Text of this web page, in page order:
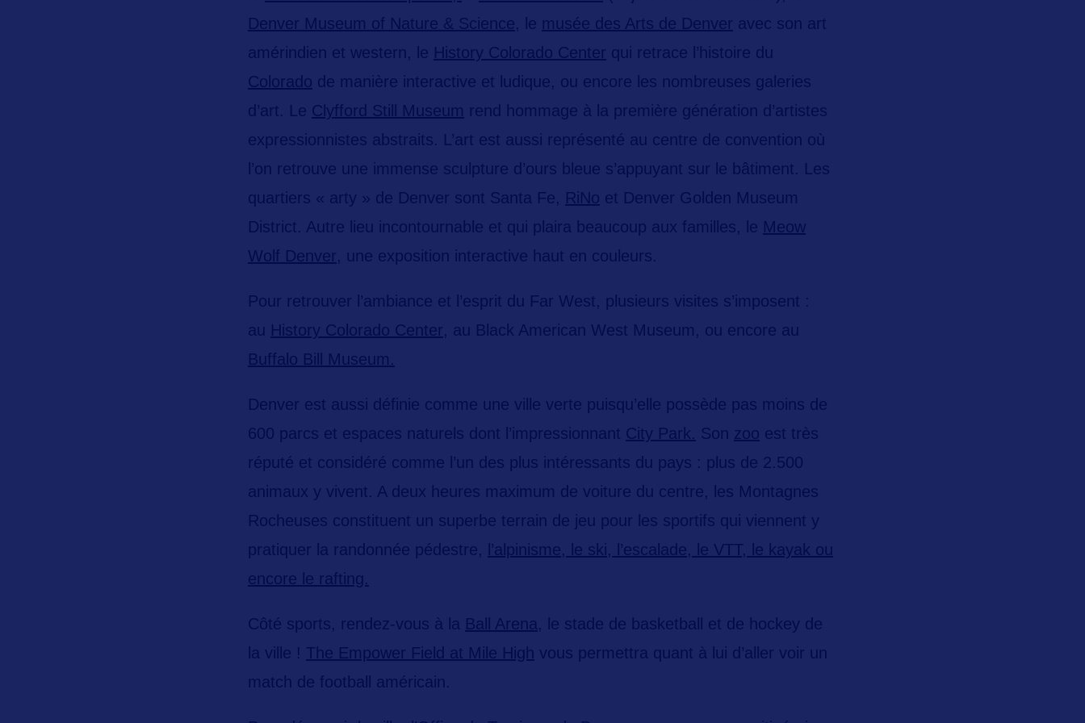
Denver Museum of Nature & Science, le musée des Arts de Denver avec son art
amérindien et western, le History Colorado Center qui retrace l’histoire du
Colorado de manière interactive et ludique, ou encore les nombreuses galeries
d’art. Le Clyfford Still Museum rend hommage à la première génération d’artistes
expressionnistes abstraits. L’art est aussi représenté au centre de convention où
l’on retrouve une immense sculpture d’ours bleue s’appuyant sur le bâtiment. Les
quartiers « arty » de Denver sont Santa Fe, RiNo et Denver Golden Museum
District. Autre lieu incontournable et qui plaira beaucoup aux familles, le Meow
Wolf Denver, une exposition interactive haut en couleurs.
Pour retrouver l’ambiance et l’esprit du Far West, plusieurs visites s’imposent :
au History Colorado Center, au Black American West Museum, ou encore au
Buffalo Bill Museum.
Denver est aussi définie comme une ville verte puisqu’elle possède pas moins de
600 parcs et espaces naturels dont l’impressionnant City Park. Son zoo est très
réputé et considéré comme l’un des plus intéressants du pays : plus de 2.500
animaux y vivent. A deux heures maximum de voiture du centre, les Montagnes
Rocheuses constituent un superbe terrain de jeu pour les sportifs qui viennent y
pratiquer la randonnée pédestre,
l’alpinisme, le ski,
l’escalade, le VTT, le kayak ou
encore le rafting.
Côté sports, rendez-vous à la Ball Arena, le stade de basketball et de hockey de
la ville ! The Empower Field at Mile High vous permettra quant à lui d’aller voir un
match de football américain.